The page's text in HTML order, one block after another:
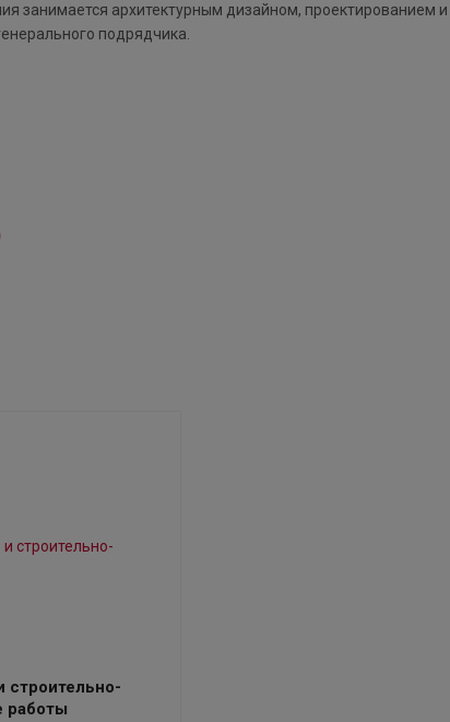
занимается архитектурным дизайном, проектированием
подрядчика.
строительно-
работы